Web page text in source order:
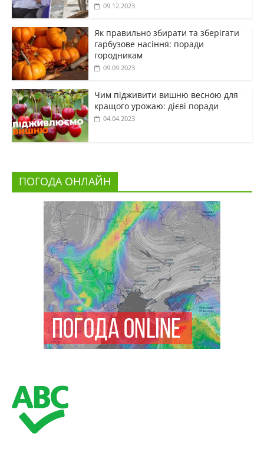
09.12.2023
Як правильно збирати та зберігати
гарбузове насіння: поради
городникам
09.09.2023
Чим підживити вишню весною для
кращого урожаю: дієві поради
04.04.2023
ПОГОДА ОНЛАЙН